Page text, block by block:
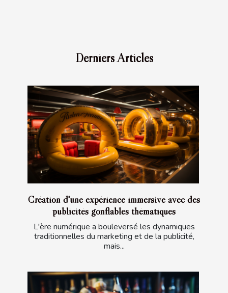
Derniers Articles
Création d'une expérience immersive avec des
publicités gonflables thématiques
L'ère numérique a bouleversé les dynamiques
traditionnelles du marketing et de la publicité,
mais...